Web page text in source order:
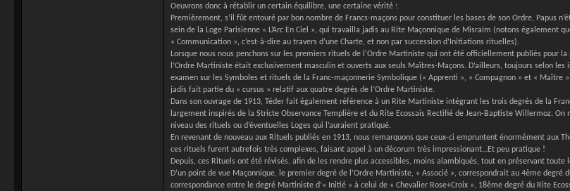
Oeuvrons donc à rétablir un certain équilibre, une certaine vérité :
Premièrement, s’il fût entouré par bon nombre de Francs-maçons pour constituer les bases de son Ordre, Papus
sein de la Loge Parisienne « L’Arc En Ciel », qui travailla jadis au Rite Maçonnique de Misraïm (notons également
« Communication », c’est-à-dire au travers d’une Charte, et non par succession d’Initiations rituelles).
Lorsque nous nous penchons sur les premiers rituels de l’Ordre Martiniste qui ont été officiellement publiés pour
l’Ordre Martiniste était exclusivement masculin et ouverts aux seuls Maîtres-Maçons. D’ailleurs, toujours selon
examen sur les Symboles et rituels de la Franc-maçonnerie Symbolique (« Apprenti », « Compagnon » et «
jadis fait partie du « cursus » relatif aux quatre degrés de l’Ordre Martiniste.
Dans son ouvrage de 1913, Téder fait également référence à un Rite Martiniste intégrant les trois degrés de la
largement inspirés de la Stricte Observance Templière et du Rite Ecossais Rectifié de Jean-Baptiste Willermoz.
niveau des rituels ou d’éventuelles Loges qui l’auraient pratiqué.
En revenant de nouveau aux Rituels publiés en 1913, nous remarquons que ceux-ci empruntent énormément aux
ces rituels furent autrefois très complexes, faisant appel à un décorum très impressionant…Et peu pratique !
Depuis, ces Rituels ont été révisés, afin de les rendre plus accessibles, moins alambiqués, tout en préservant
D’un point de vue Maçonnique, le premier degré de l’Ordre Martiniste, « Associé », correspondrait au 4ème
correspondance entre le degré Martiniste d’« Initié » à celui de « Chevalier Rose+Croix », 18ème degré du Rite